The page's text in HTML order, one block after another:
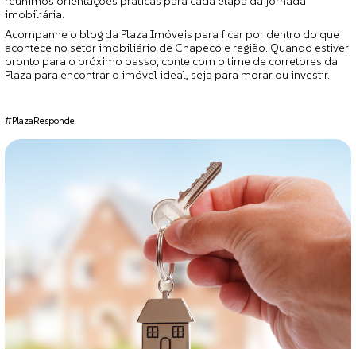
imobiliária.
Acompanhe o blog da Plaza Imóveis para ficar por dentro do que
acontece no setor imobiliário de Chapecó e região. Quando estiver
pronto para o próximo passo, conte com o time de corretores da
Plaza para encontrar o imóvel ideal, seja para morar ou investir.
#PlazaResponde